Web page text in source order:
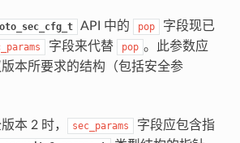
API 中的 pop
字段现已
字段来代替 pop 。此参数应
本所要求的结构（包括安全参
本 2 时， sec_params
字段应包含指